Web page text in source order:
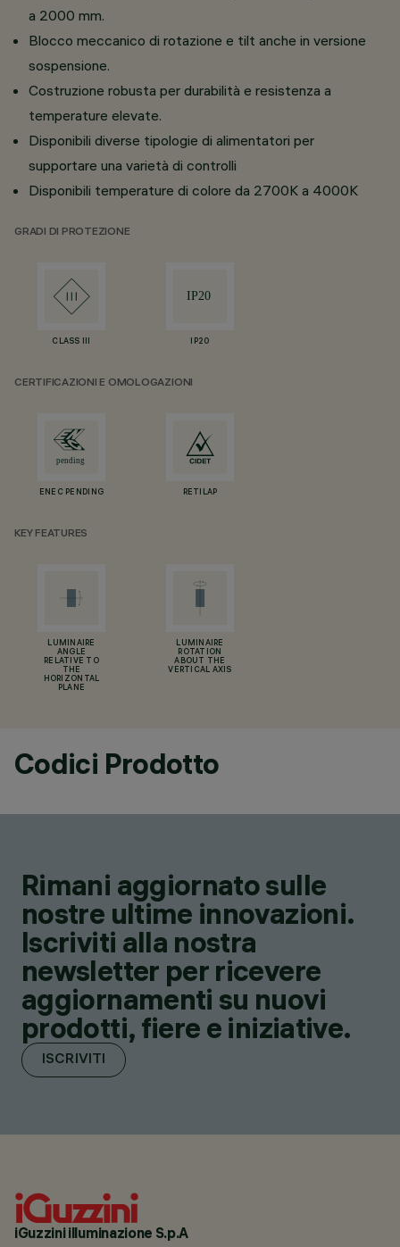
a 2000 mm.
Blocco meccanico di rotazione e tilt anche in versione
sospensione.
Costruzione robusta per durabilità e resistenza a
temperature elevate.
Disponibili diverse tipologie di alimentatori per
supportare una varietà di controlli
Disponibili temperature di colore da 2700K a 4000K
GRADI DI PROTEZIONE
CLASS III IP20
CERTIFICAZIONI E OMOLOGAZIONI
ENEC PENDING RETILAP
KEY FEATURES
LUMINAIRE
ANGLE
RELATIVE TO
THE
HORIZONTAL
PLANE
LUMINAIRE
ROTATION
ABOUT THE
VERTICAL AXIS
Codici Prodotto
Rimani aggiornato sulle
nostre ultime innovazioni.
Iscriviti alla nostra
newsletter per ricevere
aggiornamenti su nuovi
prodotti, fiere e iniziative.
ISCRIVITI
iGuzzini illuminazione S.p.A